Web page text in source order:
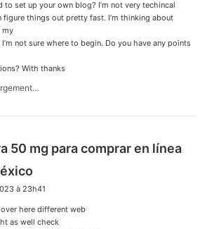
to set up your own blog? I’m not very techincal
figure things out pretty fast. I’m thinking about
my
not sure where to begin. Do you have any points
With thanks
50 mg para comprar en línea
t
:
à 23h41
here different web
as well check